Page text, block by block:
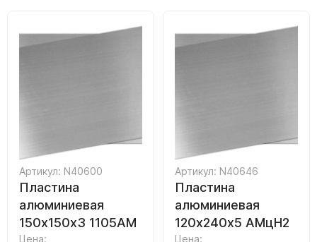
Артикул: N40600
Пластина
алюминиевая
150х150х3 1105АМ
Цена:
Артикул: N40646
Пластина
алюминиевая
120х240х5 АМцН2
Цена: